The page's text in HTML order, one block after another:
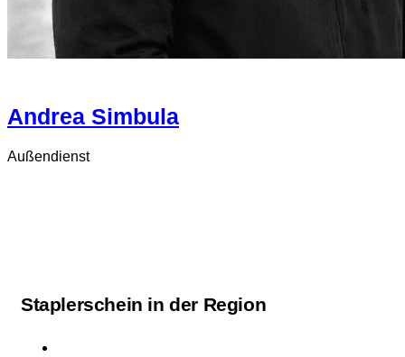
Andrea Simbula
Außendienst
Staplerschein in der Region